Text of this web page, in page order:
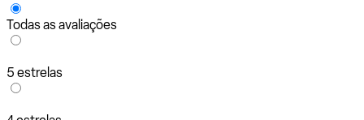
Todas as avaliações
5 estrelas